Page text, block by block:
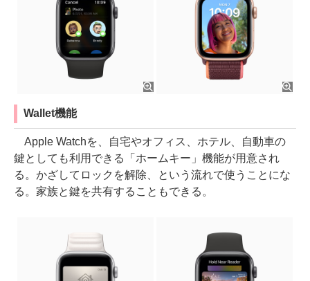
Wallet機能
Apple Watchを、自宅やオフィス、ホテル、自動車の
鍵としても利用できる「ホームキー」機能が用意され
る。かざしてロックを解除、という流れで使うことにな
る。家族と鍵を共有することもできる。